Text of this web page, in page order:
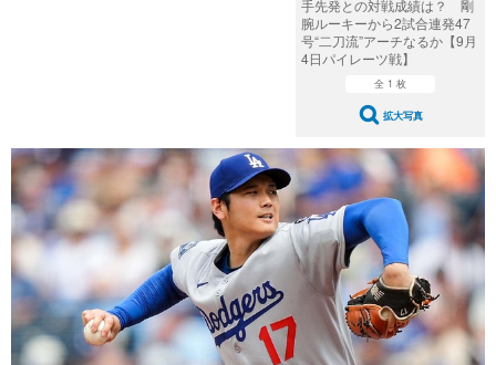
手先発との対戦成績は？ 剛
腕ルーキーから2試合連発47
号“二刀流”アーチなるか【9月
4日パイレーツ戦】
全 1 枚
拡大写真